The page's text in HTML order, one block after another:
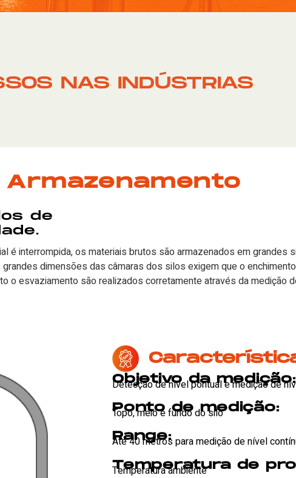
NAS INDÚSTRIAS
Armazenamento
de
é interrompida, os materiais brutos são armazenados em grandes
dimensões das câmaras dos silos exigem que o
o esvaziamento são realizados corretamente através da medição
Objetivo da medição:
Detecção de nível pontual e medição de
Ponto de medição:
Topo, meio e fundo do silo
Range:
Até 40 metros para medição de nível
Temperatura de
Temperatura ambiente